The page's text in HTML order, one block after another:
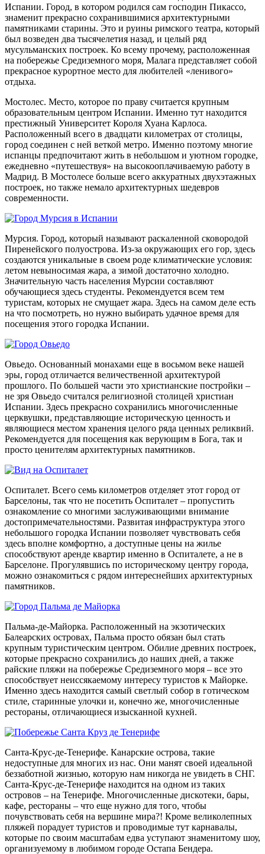
Испании. Город, в котором родился сам господин Пикассо,
знаменит прекрасно сохранившимися архитектурными
памятниками старины. Это и руины римского театра, который
был возведен два тысячелетия назад, и целый ряд
мусульманских построек. Ко всему прочему, расположенная
на побережье Средиземного моря, Малага представляет собой
прекрасное курортное место для любителей «ленивого»
отдыха.
Мостолес. Место, которое по праву считается крупным
образовательным центром Испании. Именно тут находится
престижный Университет Короля Хуана Карлоса.
Расположенный всего в двадцати километрах от столицы,
город соединен с ней веткой метро. Именно поэтому многие
испанцы предпочитают жить в небольшом и уютном городке,
ежедневно «путешествуя» на высокооплачиваемую работу в
Мадрид. В Мостолесе больше всего аккуратных двухэтажных
построек, но также немало архитектурных шедевров
современности.
Мурсия. Город, который называют раскаленной сковородой
Пиренейского полуострова. Из-за окружающих его гор, здесь
создаются уникальные в своем роде климатические условия:
летом невыносимая жара, а зимой достаточно холодно.
Значительную часть населения Мурсии составляют
обучающиеся здесь студенты. Рекомендуется всем тем
туристам, которых не смущает жара. Здесь на самом деле есть
на что посмотреть, но нужно выбирать удачное время для
посещения этого городка Испании.
Овьедо. Основанный монахами еще в восьмом веке нашей
эры, город отличается величественной архитектурой
прошлого. По большей части это христианские постройки –
не зря Овьедо считался религиозной столицей христиан
Испании. Здесь прекрасно сохранились многочисленные
церквушки, представляющие историческую ценность и
являющиеся местом хранения целого ряда ценных реликвий.
Рекомендуется для посещения как верующим в Бога, так и
просто ценителям архитектурных памятников.
Оспиталет. Всего семь километров отделяет этот город от
Барселоны, так что не посетить Оспиталет – пропустить
ознакомление со многими заслуживающими внимание
достопримечательностями. Развитая инфраструктура этого
небольшого городка Испании позволяет чувствовать себя
здесь вполне комфортно, а доступные цены на жилье
способствуют аренде квартир именно в Оспиталете, а не в
Барселоне. Прогулявшись по историческому центру города,
можно ознакомиться с рядом интереснейших архитектурных
памятников.
Пальма-де-Майорка. Расположенный на экзотических
Балеарских островах, Пальма просто обязан был стать
крупным туристическим центром. Обилие древних построек,
которые прекрасно сохранились до наших дней, а также
райские пляжи на побережье Средиземного моря – все это
способствует неиссякаемому интересу туристов к Майорке.
Именно здесь находится самый светлый собор в готическом
стиле, старинные улочки и, конечно же, многочисленные
рестораны, отличающиеся изысканной кухней.
Санта-Крус-де-Тенерифе. Канарские острова, такие
недоступные для многих из нас. Они манят своей идеальной
беззаботной жизнью, которую нам никогда не увидеть в СНГ.
Санта-Крус-де-Тенерифе находится на одном из таких
островов – на Тенерифе. Многочисленные дискотеки, бары,
кафе, рестораны – что еще нужно для того, чтобы
почувствовать себя на вершине мира?! Кроме великолепных
пляжей порадует туристов и проводимые тут карнавалы,
которые по своим масштабам едва уступают знаменитому шоу,
организуемому в любимом городе Остапа Бендера.